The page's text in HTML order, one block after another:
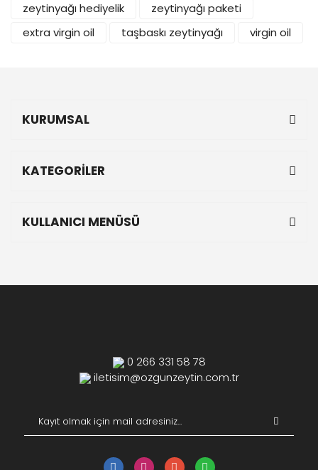
zeytinyağı hediyelik
zeytinyağı paketi
extra virgin oil
taşbaskı zeytinyağı virgin oil
KURUMSAL
KATEGORİLER
KULLANICI MENÜSÜ
0 266 331 58 78
iletisim@ozgunzeytin.com.tr